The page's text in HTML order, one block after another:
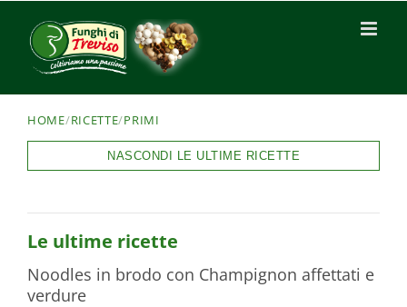
HOME/RICETTE/PRIMI
NASCONDI LE ULTIME RICETTE
Le ultime ricette
Noodles in brodo con Champignon affettati e
verdure